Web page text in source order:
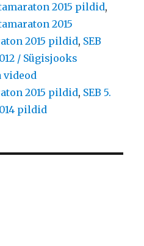
2015 pildid,
2015
2015 pildid, SEB
/ Sügisjooks
videod
2015 pildid, SEB 5.
pildid